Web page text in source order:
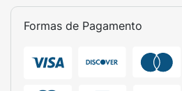
Formas de Pagamento